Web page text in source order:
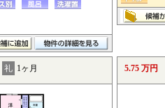
礼 1ヶ月 5.75 万円